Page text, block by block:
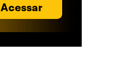
Acessar